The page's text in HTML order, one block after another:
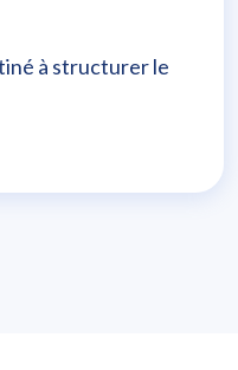
à structurer le